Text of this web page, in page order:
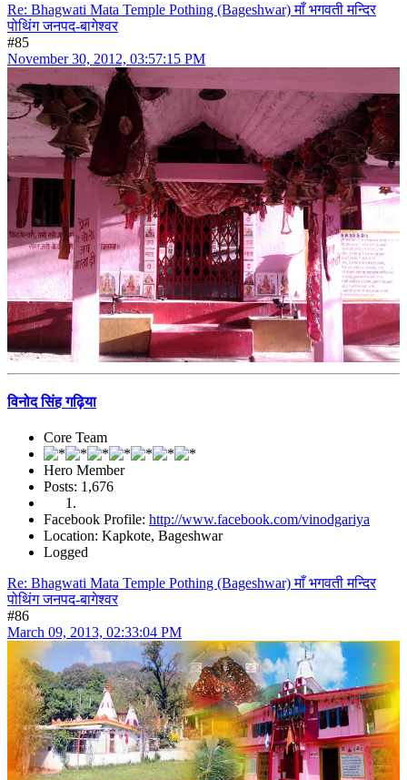
Re: Bhagwati Mata Temple Pothing (Bageshwar) माँ भगवती मन्दिर
पोथिंग जनपद-बागेश्वर
#85
November 30, 2012, 03:57:15 PM
विनोद सिंह गढ़िया
Core Team
Hero Member
Posts: 1,676
Facebook Profile: http://www.facebook.com/vinodgariya
Location: Kapkote, Bageshwar
Logged
Re: Bhagwati Mata Temple Pothing (Bageshwar) माँ भगवती मन्दिर
पोथिंग जनपद-बागेश्वर
#86
March 09, 2013, 02:33:04 PM